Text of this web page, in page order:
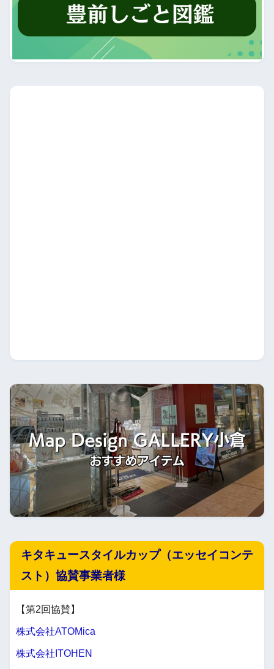
キタキュースタイルカップ（エッセイコンテ
スト）協賛事業者様
【第2回協賛】
株式会社ATOMica
株式会社ITOHEN